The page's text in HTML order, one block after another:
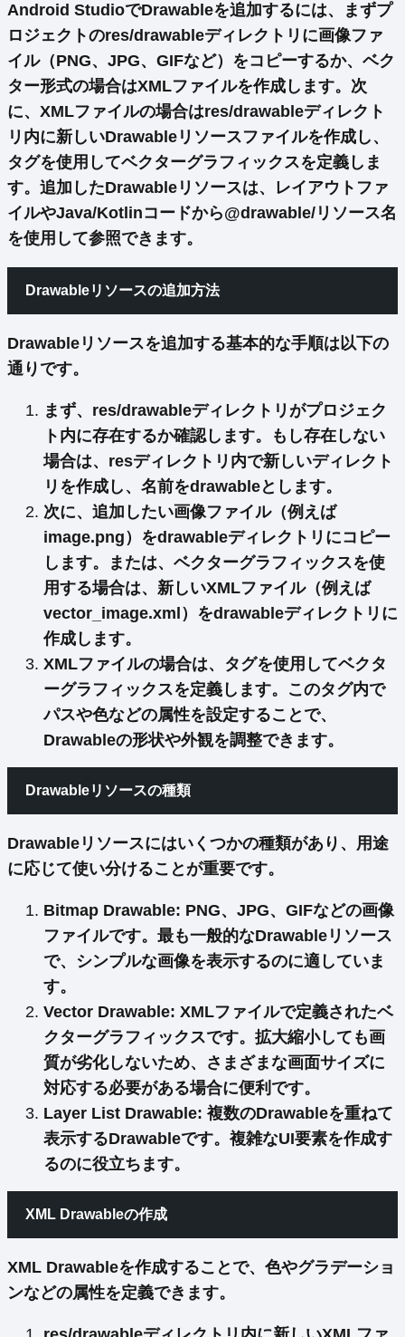
Android StudioでDrawableを追加するには、まずプ
ロジェクトのres/drawableディレクトリに画像ファ
イル（PNG、JPG、GIFなど）をコピーするか、ベク
ター形式の場合はXMLファイルを作成します。次
に、XMLファイルの場合はres/drawableディレクト
リ内に新しいDrawableリソースファイルを作成し、
タグを使用してベクターグラフィックスを定義しま
す。追加したDrawableリソースは、レイアウトファ
イルやJava/Kotlinコードから@drawable/リソース名
を使用して参照できます。
Drawableリソースの追加方法
Drawableリソースを追加する基本的な手順は以下の
通りです。
まず、 res/drawableディレクトリ がプロジェク
ト内に存在するか確認します。もし存在しない
場合は、resディレクトリ内で新しいディレクト
リを作成し、名前をdrawableとします。
次に、追加したい画像ファイル（例えば
image.png）をdrawableディレクトリにコピー
します。または、ベクターグラフィックスを使
用する場合は、新しいXMLファイル（例えば
vector_image.xml）をdrawableディレクトリに
作成します。
XMLファイルの場合は、 タグを使用してベクタ
ーグラフィックスを定義 します。このタグ内で
パスや色などの属性を設定することで、
Drawableの形状や外観を調整できます。
Drawableリソースの種類
Drawableリソースにはいくつかの種類があり、用途
に応じて使い分けることが重要です。
Bitmap Drawable: PNG、JPG、GIFなどの画像
ファイルです。 最も一般的なDrawableリソース
で、シンプルな画像を表示するのに適していま
す。
Vector Drawable: XMLファイルで定義されたベ
クターグラフィックスです。 拡大縮小しても画
質が劣化しないため、さまざまな画面サイズに
対応する必要がある場合に便利です。
Layer List Drawable: 複数のDrawableを重ねて
表示するDrawableです。 複雑なUI要素を作成す
るのに役立ちます。
XML Drawableの作成
XML Drawableを作成することで、色やグラデーショ
ンなどの属性を定義できます。